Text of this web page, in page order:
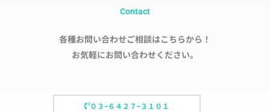
Contact
各種お問い合わせご相談はこちらから！
お気軽にお問い合わせください。
０３ｰ６４２７ｰ３１０１